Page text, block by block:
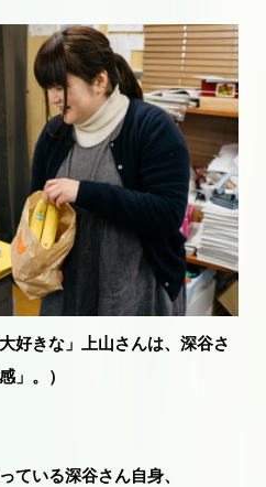
好きな」上山さんは、深谷さ
」。）
ている深谷さん自身、